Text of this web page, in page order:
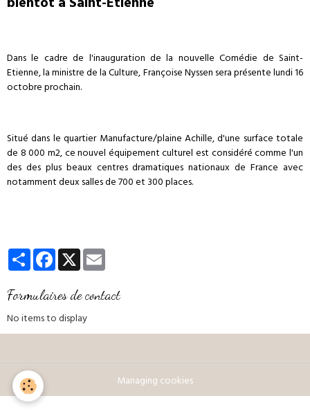
Dans le cadre de l'inauguration de la nouvelle Comédie de Saint-
Etienne, la ministre de la Culture, Françoise Nyssen sera présente lundi 16
octobre prochain.
Situé dans le quartier Manufacture/plaine Achille, d'une surface totale
de 8 000 m2, ce nouvel équipement culturel est considéré comme l'un
des des plus beaux centres dramatiques nationaux de France avec
notamment deux salles de 700 et 300 places.
PartagerFacebook
X
Formulaires de contact
No items to display
Managing cookies